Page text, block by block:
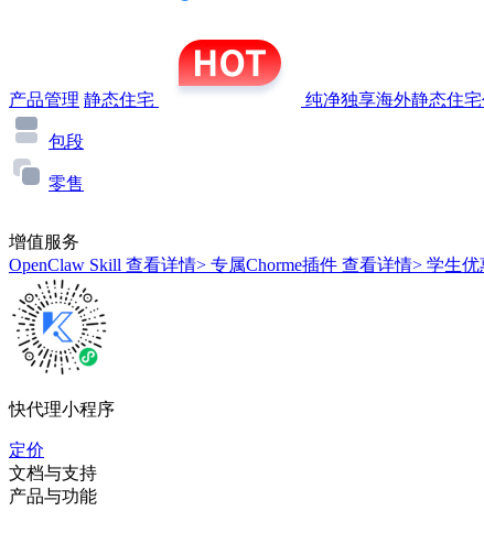
产品管理 静态住宅 纯净独享海外静态住
包段
零售
增值服务
OpenClaw Skill 查看详情> 专属Chorme插件 查看详情> 学生优
快代理小程序
定价
文档与支持
产品与功能